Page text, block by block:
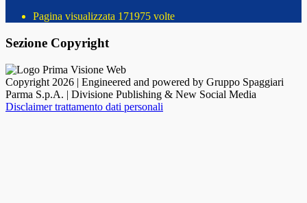
Pagina visualizzata 171975 volte
Sezione Copyright
Copyright 2026 | Engineered and powered by Gruppo Spaggiari
Parma S.p.A. | Divisione Publishing & New Social Media
Disclaimer trattamento dati personali